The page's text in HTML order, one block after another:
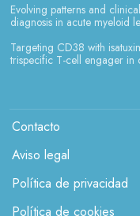
Evolving patterns and
diagnosis in acute myeloid
Targeting CD38 with
trispecific T-cell engager in
Menú legales
Contacto
Aviso legal
Política de privacidad
Política de cookies